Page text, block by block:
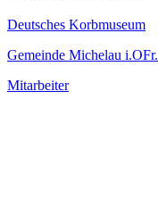
Deutsches Korbmuseum
Gemeinde Michelau i.OFr.
Mitarbeiter